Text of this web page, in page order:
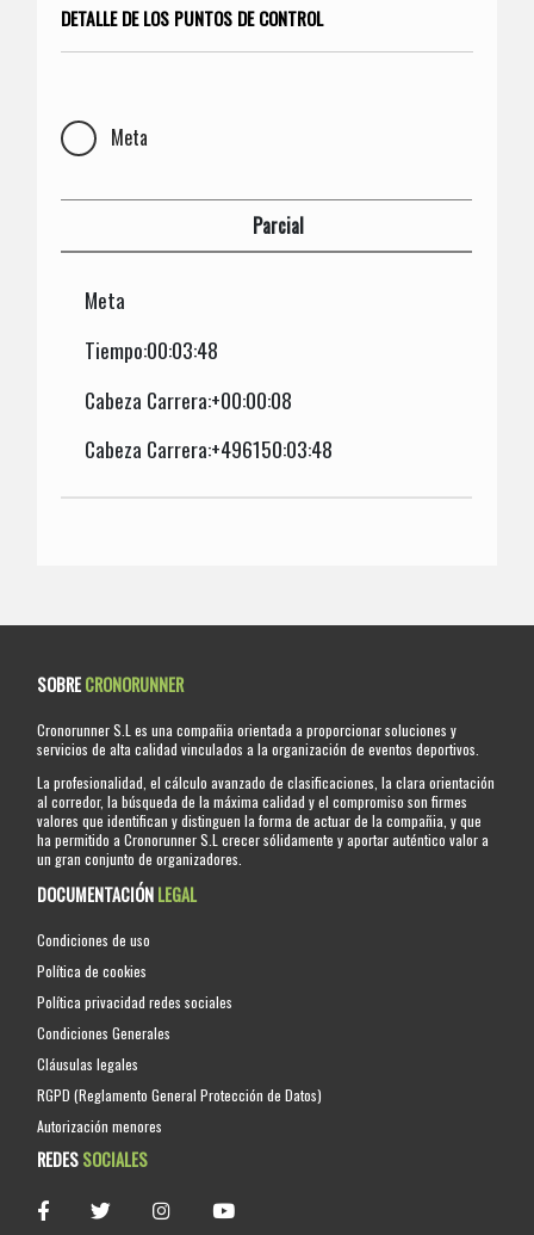
DETALLE DE LOS PUNTOS DE CONTROL
Meta
Parcial
Meta
Tiempo:00:03:48
Cabeza Carrera:+00:00:08
Cabeza Carrera:+496150:03:48
SOBRECRONORUNNER
Cronorunner S.L es una compañia orientada a proporcionar soluciones y
servicios de alta calidad vinculados a la organización de eventos deportivos.
La profesionalidad, el cálculo avanzado de clasificaciones, la clara orientación
al corredor, la búsqueda de la máxima calidad y el compromiso son firmes
valores que identifican y distinguen la forma de actuar de la compañia, y que
ha permitido a Cronorunner S.L crecer sólidamente y aportar auténtico valor a
un gran conjunto de organizadores.
DOCUMENTACIÓNLEGAL
Condiciones de uso
Política de cookies
Política privacidad redes sociales
Condiciones Generales
Cláusulas legales
RGPD (Reglamento General Protección de Datos)
Autorización menores
REDESSOCIALES